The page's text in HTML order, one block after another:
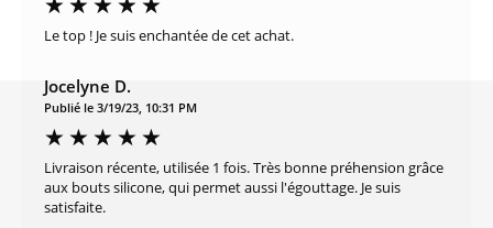
Le top ! Je suis enchantée de cet achat.
Jocelyne D.
Publié le 3/19/23, 10:31 PM
Livraison récente, utilisée 1 fois. Très bonne préhension grâce
aux bouts silicone, qui permet aussi l'égouttage. Je suis
satisfaite.